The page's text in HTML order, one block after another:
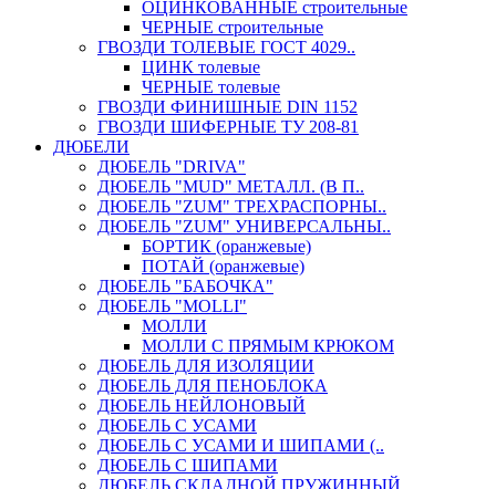
ОЦИНКОВАННЫЕ строительные
ЧЕРНЫЕ строительные
ГВОЗДИ ТОЛЕВЫЕ ГОСТ 4029..
ЦИНК толевые
ЧЕРНЫЕ толевые
ГВОЗДИ ФИНИШНЫЕ DIN 1152
ГВОЗДИ ШИФЕРНЫЕ ТУ 208-81
ДЮБЕЛИ
ДЮБЕЛЬ "DRIVA"
ДЮБЕЛЬ "MUD" МЕТАЛЛ. (В П..
ДЮБЕЛЬ "ZUM" ТРЕХРАСПОРНЫ..
ДЮБЕЛЬ "ZUM" УНИВЕРСАЛЬНЫ..
БОРТИК (оранжевые)
ПОТАЙ (оранжевые)
ДЮБЕЛЬ "БАБОЧКА"
ДЮБЕЛЬ "МOLLI"
МОЛЛИ
МОЛЛИ С ПРЯМЫМ КРЮКОМ
ДЮБЕЛЬ ДЛЯ ИЗОЛЯЦИИ
ДЮБЕЛЬ ДЛЯ ПЕНОБЛОКА
ДЮБЕЛЬ НЕЙЛОНОВЫЙ
ДЮБЕЛЬ С УСАМИ
ДЮБЕЛЬ С УСАМИ И ШИПАМИ (..
ДЮБЕЛЬ С ШИПАМИ
ДЮБЕЛЬ СКЛАДНОЙ ПРУЖИННЫЙ